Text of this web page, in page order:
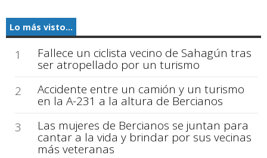
Lo más visto...
1 Fallece un ciclista vecino de Sahagún tras
ser atropellado por un turismo
2
Accidente entre un camión y un turismo
en la A-231 a la altura de Bercianos
3
Las mujeres de Bercianos se juntan para
cantar a la vida y brindar por sus vecinas
más veteranas